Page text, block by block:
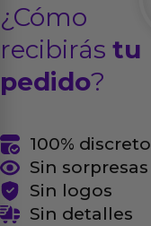
¿Cómo
recibirás tu
pedido?
100% discreto
Sin sorpresas
Sin logos
Sin detalles